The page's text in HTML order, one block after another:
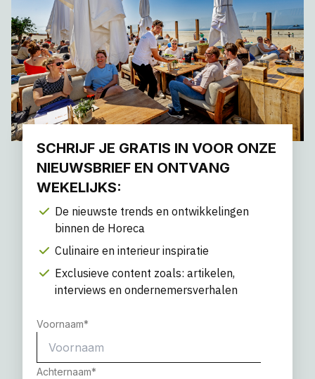
SCHRIJF JE GRATIS IN VOOR ONZE
NIEUWSBRIEF EN ONTVANG
WEKELIJKS:
De nieuwste trends en ontwikkelingen
binnen de Horeca
Culinaire en interieur inspiratie
Exclusieve content zoals: artikelen,
interviews en ondernemersverhalen
Voornaam*
Achternaam*